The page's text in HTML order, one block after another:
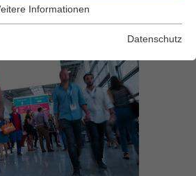
für grundlegende Funktionen der
funktioniert.
Informationen
Informationen
Datenschutz